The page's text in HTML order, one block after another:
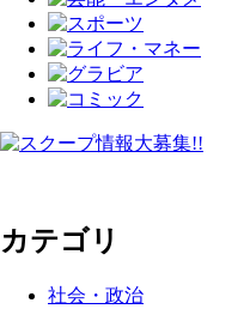
カテゴリ
社会・政治